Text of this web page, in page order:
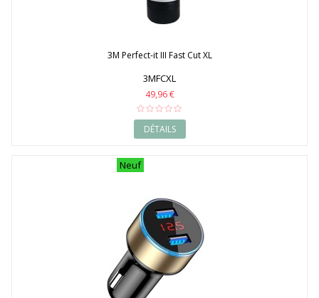
3M Perfect-it III Fast Cut XL
3MFCXL
49,96 €
DÉTAILS
Neuf